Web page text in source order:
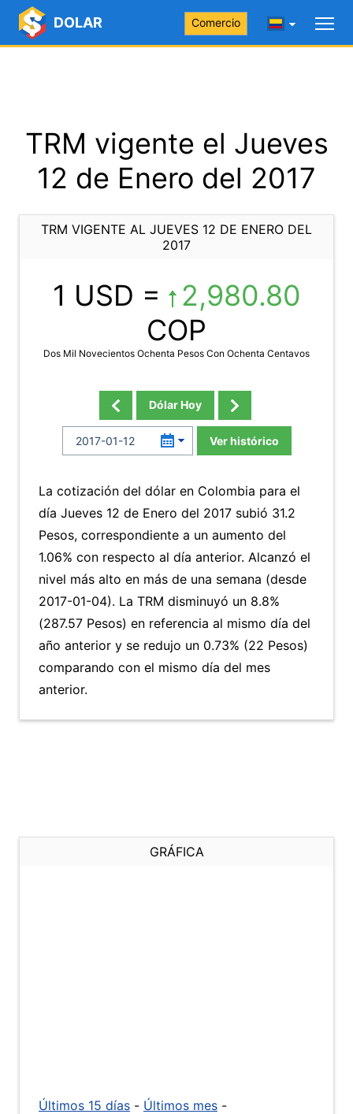
DOLAR Comercio
TRM vigente el Jueves
12 de Enero del 2017
TRM VIGENTE AL JUEVES 12 DE ENERO DEL
2017
1 USD =
2,980.80
COP
Dos Mil Novecientos Ochenta Pesos Con Ochenta Centavos
Dólar Hoy
Ver histórico
La cotización del dólar en Colombia para el
día Jueves 12 de Enero del 2017 subió 31.2
Pesos, correspondiente a un aumento del
1.06% con respecto al día anterior. Alcanzó el
nivel más alto en más de una semana (desde
2017-01-04). La TRM disminuyó un 8.8%
(287.57 Pesos) en referencia al mismo día del
año anterior y se redujo un 0.73% (22 Pesos)
comparando con el mismo día del mes
anterior.
GRÁFICA
Últimos 15 días - Últimos mes -